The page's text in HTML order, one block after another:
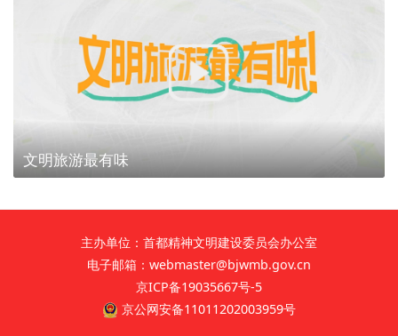
文明旅游最有味
主办单位：首都精神文明建设委员会办公室
电子邮箱：webmaster@bjwmb.gov.cn
京ICP备19035667号-5
京公网安备11011202003959号